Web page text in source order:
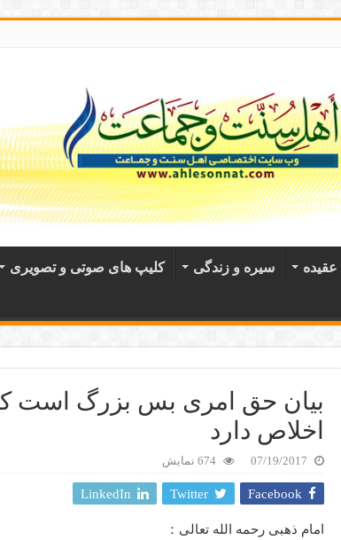
عقيده سیره و زندگی کلیپ های صوتی و تصویری
بیان حق امری بس بزرگ است
اخلاص دارد
07/19/2017 674 نمایش
Facebook
Twitter
LinkedIn
امام ذهبی رحمه الله تعالی：